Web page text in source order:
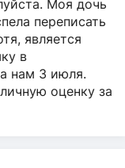
Моя дочь
переписать
является
в
нам 3 июля.
оценку за